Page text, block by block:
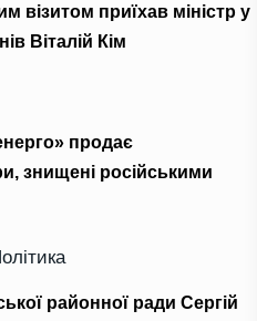
візитом приїхав міністр у
Віталій Кім
продає
знищені російськими
районної ради Сергій